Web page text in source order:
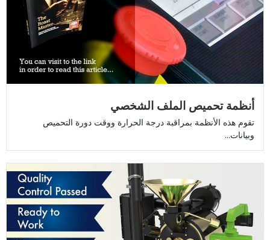
أنظمة تحميص الملف الشخصي
تقوم هذه الأنظمة بمراقبة درجة الحرارة ووقت دورة التحميص
وبيانات...